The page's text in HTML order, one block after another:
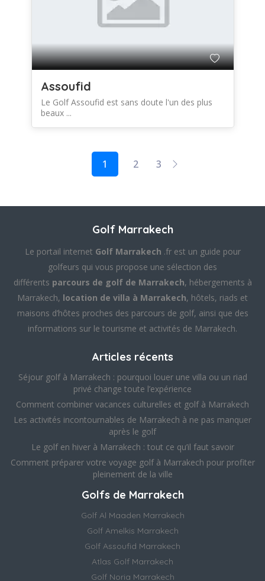
Assoufid
Le Golf Assoufid est sans doute l'un des plus
beaux ...
1 2 3
Golf Marrakech
Le portail internet Golf Marrakech .fr est un guide pour
golfeurs qui vous propose une sélection des
différents parcours de golf de Marrakech, hébergements à
Marrakech, location de villa à Marrakech, hôtels, riads et
maisons d’hôtes proches des parcours de golf, ainsi que des
informations sur le tourisme et activités de Marrakech.
Articles récents
Séjour golf à Marrakech : pourquoi louer une villa ou un riad
privé change toute l’expérience
Comment combiner vacances culturelles et golf à Marrakech
Les activités incontournables de Marrakech à ne pas manquer
après le golf
Le golf en hiver à Marrakech : tout ce qu’il faut savoir
Comment préparer votre voyage golf à Marrakech pour profiter
pleinement de la ville
Golfs de Marrakech
Golf Al Maaden Marrakech
Golf Amelkis Marrakech
Golf Assoufid Marrakech
Atlas Golf Marrakech
Golf Noria Marrakech